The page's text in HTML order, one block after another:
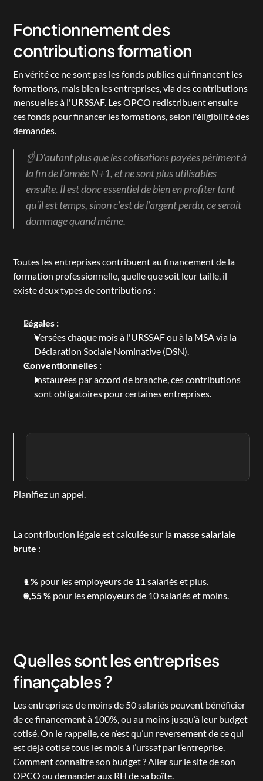
Fonctionnement des
contributions formation
En vérité ce ne sont pas les fonds publics qui financent les
formations, mais bien les entreprises, via des contributions
mensuelles à l'URSSAF. Les OPCO redistribuent ensuite
ces fonds pour financer les formations, selon l'éligibilité des
demandes.
☝ D'autant plus que les cotisations payées périment à
la fin de l’année N+1, et ne sont plus utilisables
ensuite. Il est donc essentiel de bien en profiter tant
qu'il est temps, sinon c’est de l’argent perdu, ce serait
dommage quand même.
Toutes les entreprises contribuent au financement de la
formation professionnelle, quelle que soit leur taille, il
existe deux types de contributions :
Légales :
Versées chaque mois à l'URSSAF ou à la MSA via la
Déclaration Sociale Nominative (DSN).
Conventionnelles :
Instaurées par accord de branche, ces contributions
sont obligatoires pour certaines entreprises.
Planifiez un appel.
La contribution légale est calculée sur la masse salariale
brute :
1 % pour les employeurs de 11 salariés et plus.
0,55 % pour les employeurs de 10 salariés et moins.
Quelles sont les entreprises
finançables ?
Les entreprises de moins de 50 salariés peuvent bénéficier
de ce financement à 100%, ou au moins jusqu’à leur budget
cotisé. On le rappelle, ce n’est qu’un reversement de ce qui
est déjà cotisé tous les mois à l’urssaf par l’entreprise.
Comment connaitre son budget ? Aller sur le site de son
OPCO ou demander aux RH de sa boîte.